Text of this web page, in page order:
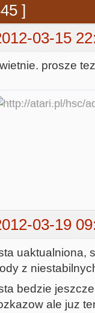
]
03-15
prosze
03-19
uaktualniona,
z
bedzie
ale juz